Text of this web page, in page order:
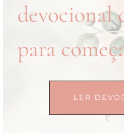
devocional
para
LER